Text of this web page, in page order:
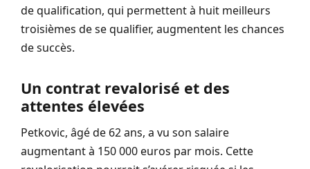
de qualification, qui permettent à huit meilleurs
troisièmes de se qualifier, augmentent les chances
de succès.
Un contrat revalorisé et des
attentes élevées
Petkovic, âgé de 62 ans, a vu son salaire
augmentant à 150 000 euros par mois. Cette